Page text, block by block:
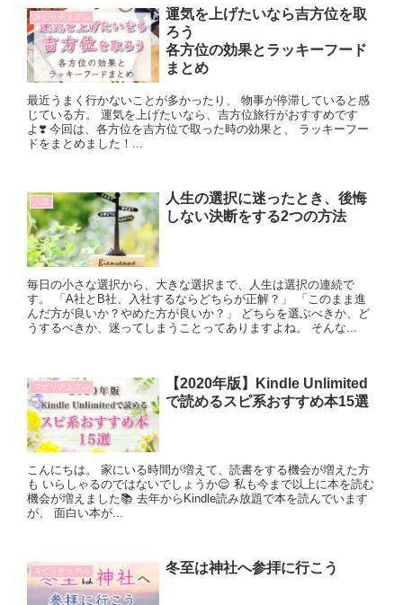
スピリチュアル
運気を上げたいなら吉方位を取
ろう
各方位の効果とラッキーフード
まとめ
最近うまく行かないことが多かったり、 物事が停滞していると感
じている方。 運気を上げたいなら、吉方位旅行がおすすめです
よ❣️ 今回は、各方位を吉方位で取った時の効果と、 ラッキーフー
ドをまとめました！...
人生
人生の選択に迷ったとき、後悔
しない決断をする2つの方法
毎日の小さな選択から、大きな選択まで、人生は選択の連続で
す。 「A社とB社、入社するならどちらが正解？」 「このまま進
んだ方が良いか？やめた方が良いか？」 どちらを選ぶべきか、ど
うするべきか、迷ってしまうことってありますよね。 そんな...
スピリチュアル
【2020年版】Kindle Unlimited
で読めるスピ系おすすめ本15選
こんにちは。 家にいる時間が増えて、読書をする機会が増えた方
も いらしゃるのではないでしょうか😌 私も今まで以上に本を読む
機会が増えました📚 去年からKindle読み放題で本を読んでいます
が、 面白い本が...
スピリチュアル 冬至は神社へ参拝に行こう